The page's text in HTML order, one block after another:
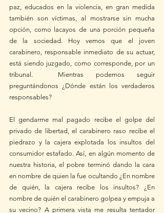
paz, educados en la violencia, en gran medida
también son víctimas, al mostrarse sin mucha
opción, como lacayos de una porción pequeña
de la sociedad. Hoy vemos que el joven
carabinero, responsable inmediato de su actuar,
está siendo juzgado, como corresponde, por un
tribunal.  Mientras podemos seguir
preguntándonos ¿Dónde están los verdaderos
responsables?
El gendarme mal pagado recibe el golpe del
privado de libertad, el carabinero raso recibe el
piedrazo y la cajera explotada los insultos del
consumidor estafado. Así, en algún momento de
nuestra historia, el pobre terminó dando la cara
en nombre de quien la fue ocultando ¿En nombre
de quién, la cajera recibe los insultos? ¿En
nombre de quién el carabinero golpea y empuja a
su vecino? A primera vista me resulta tentador